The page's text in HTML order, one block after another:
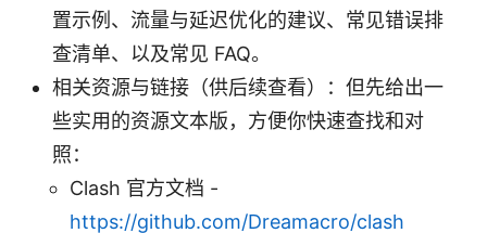
置示例、流量与延迟优化的建议、常见错误排
查清单、以及常见 FAQ。
相关资源与链接（供后续查看）：但先给出一
些实用的资源文本版，方便你快速查找和对
照：
Clash 官方文档 -
https://github.com/Dreamacro/clash